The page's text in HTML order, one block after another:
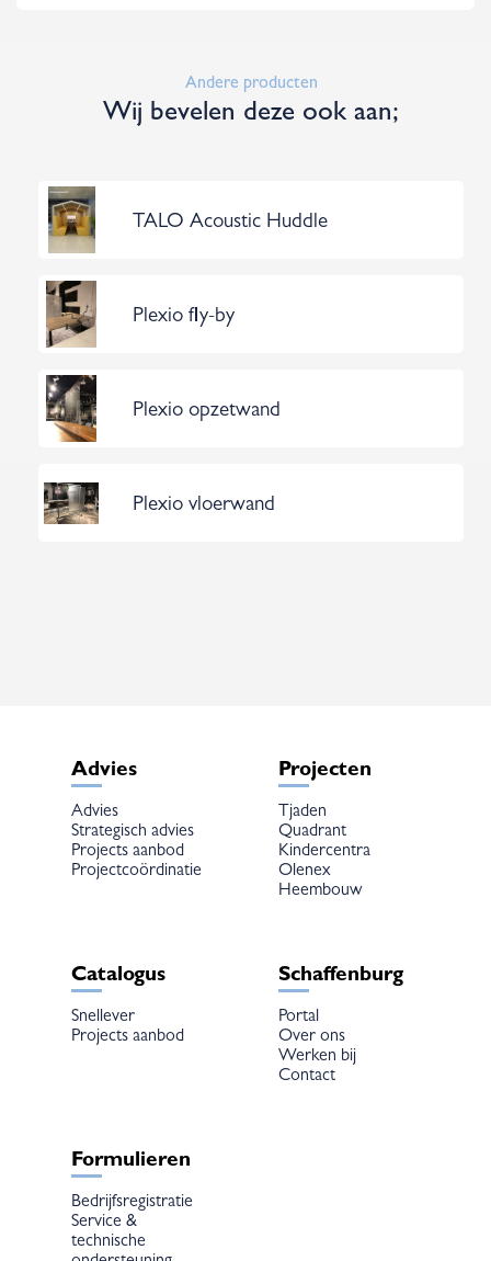
Andere producten
Wij bevelen deze ook aan;
TALO Acoustic Huddle
Plexio fly-by
Plexio opzetwand
Plexio vloerwand
Advies
Advies
Strategisch advies
Projects aanbod
Projectcoördinatie
Projecten
Tjaden
Quadrant
Kindercentra
Olenex
Heembouw
Catalogus
Snellever
Projects aanbod
Schaffenburg
Portal
Over ons
Werken bij
Contact
Formulieren
Bedrijfsregistratie
Service &
technische